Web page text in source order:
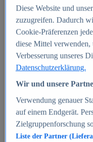
E-commerce
Beliebte Statistiken
Aktuelle Statistiken
E-Commerce -
Deutschland
Umsatz von
2010-2025
B2C-E-
Deutschland
Marktanteile
Deutschland
Umsatzstarke
Deutschland
Diese Website und
zuzugreifen. Dadurch
Cookie-Präferenzen
diese Mittel
Verbesserung unseres
Datenschutzerklärung.
Wir und unsere
Verwendung genauer
auf einem Endgerät.
Zielgruppenforschung
Liste der Partner